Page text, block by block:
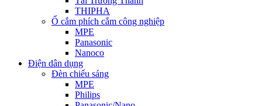
THIPHA
Ổ cắm phích cắm công nghiệp
MPE
Panasonic
Nanoco
Điện dân dụng
Đèn chiếu sáng
MPE
Philips